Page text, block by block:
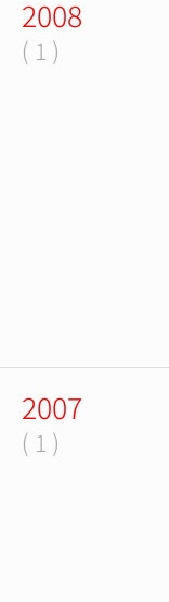
2008
( 1 )
2007
( 1 )